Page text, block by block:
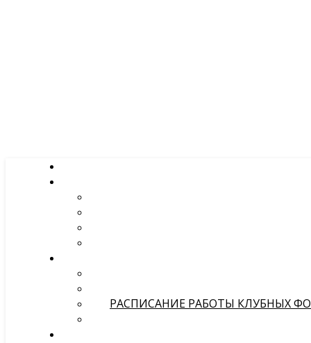
РАСПИСАНИЕ РАБОТЫ КЛУБНЫХ